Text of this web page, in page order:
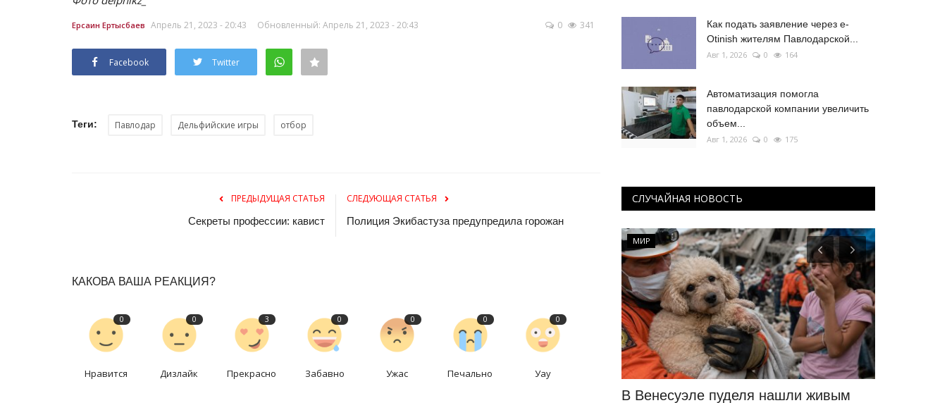
Ерсаин Ертысбаев Апрель 21, 2023 - 20:43 Обновленный: Апрель 21, 2023 - 20:43 0 341
Facebook Twitter
Теги: Павлодар Дельфийские игры отбор
ПРЕДЫДУЩАЯ СТАТЬЯ
Секреты профессии: кавист
СЛЕДУЮЩАЯ СТАТЬЯ
Полиция Экибастуза предупредила горожан
КАКОВА ВАША РЕАКЦИЯ?
0
Нравится
0
Дизлайк
3
Прекрасно
0
Забавно
0
Ужас
0
Печально
0
Уау
Как подать заявление через e-
Otinish жителям Павлодарской...
Авг 1, 2026 0 164
Автоматизация помогла
павлодарской компании увеличить
объем...
Авг 1, 2026 0 175
СЛУЧАЙНАЯ НОВОСТЬ
МИР
В Венесуэле пуделя нашли живым